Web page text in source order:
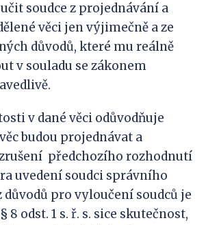
soudce z projednávání a
věci jen výjimečně a ze
důvodů, které mu reálně
v souladu se zákonem
v dané věci odůvodňuje
budou projednávat a
předchozího rozhodnutí
uvedení soudci správního
důvodů pro vyloučení soudců je
8 odst. 1 s. ř. s. sice skutečnost,